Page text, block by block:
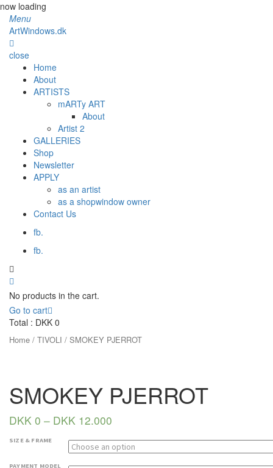
now loading
Menu
ArtWindows.dk
close
Home
About
ARTISTS
mARTy ART
About
Artist 2
GALLERIES
Shop
Newsletter
APPLY
as an artist
as a shopwindow owner
Contact Us
fb.
fb.
No products in the cart.
Go to cart
Total : DKK 0
Home / TIVOLI / SMOKEY PJERROT
SMOKEY PJERROT
DKK 0 – DKK 12.000
SIZE & FRAME
PAYMENT MODEL